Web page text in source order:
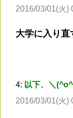
2016/03/01(火)
大学に入り直
4: 以下、＼
2016/03/01(火)